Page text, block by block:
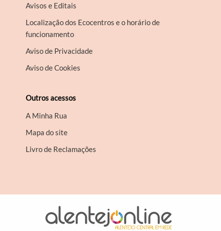
Avisos e Editais
Localização dos Ecocentros e o horário de
funcionamento
Aviso de Privacidade
Aviso de Cookies
Outros acessos
A Minha Rua
Mapa do site
Livro de Reclamações